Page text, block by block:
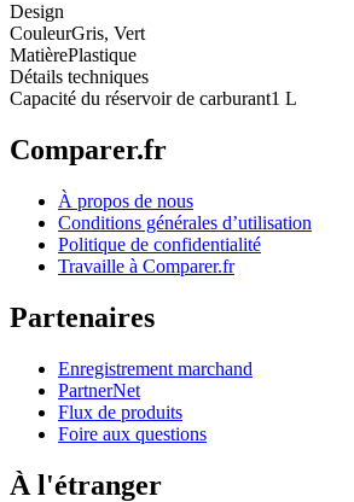
Design
CouleurGris, Vert
MatièrePlastique
Détails techniques
Capacité du réservoir de carburant1 L
Comparer.fr
À propos de nous
Conditions générales d’utilisation
Politique de confidentialité
Travaille à Comparer.fr
Partenaires
Enregistrement marchand
PartnerNet
Flux de produits
Foire aux questions
À l'étranger